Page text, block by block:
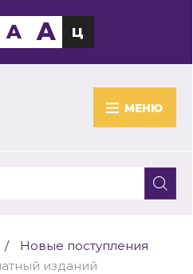
МЕНЮ
A A Ц
Новые поступления
изданий